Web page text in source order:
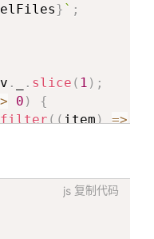
} ` ;
. . slice ( 1 ) ;
> 0 )
{
filter((item) =>
js 复制代码